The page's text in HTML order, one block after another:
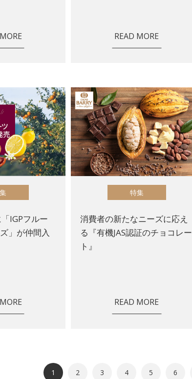
READ MORE
IGPフルー
」が仲間入
特集
消費者の新たなニーズに応え
る『有機JAS認証のチョコレー
ト』
READ MORE
1 2 3 4 5 6